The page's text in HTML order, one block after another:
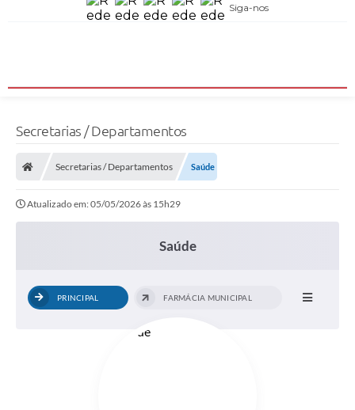
Siga-nos
Secretarias / Departamentos
Secretarias / Departamentos Saúde
Atualizado em: 05/05/2026 às 15h29
Saúde
PRINCIPAL FARMÁCIA MUNICIPAL